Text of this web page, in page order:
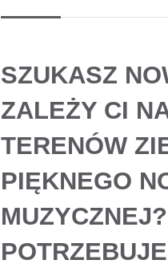
SZUKASZ
ZALEŻY CI
TERENÓW
PIĘKNEGO
MUZYCZNEJ?